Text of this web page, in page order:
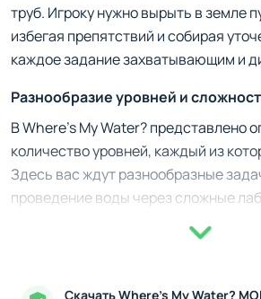
труб. Игроку нужно вырыть в земле
избегая препятствий и собирая
каждое задание захватывающим и
Разнообразие уровней и
В Where's My Water? представлено
количество уровней, каждый из
Здесь вас ждут разнообразные
проведение воды через сложные
траектории. Уровни постоянно
механизмы, которые нужно
Скачать Where’s My Water?